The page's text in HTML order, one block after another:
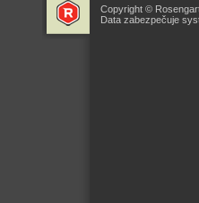
Copyright ©
Data zabezpečuje